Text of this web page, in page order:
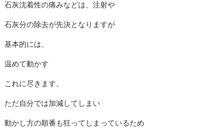
石灰沈着性の痛みなどは、注射や
石灰分の除去が先決となりますが
基本的には、
温めて動かす
これに尽きます。
ただ自分では加減してしまい
動かし方の順番も狂ってしまっているため